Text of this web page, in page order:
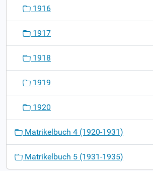
1916
1917
1918
1919
1920
Matrikelbuch 4 (1920-1931)
Matrikelbuch 5 (1931-1935)